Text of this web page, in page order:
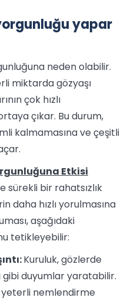
yapar
neden olabilir.
miktarda gözyaşı
çok hızlı
çıkar. Bu durum,
kalmamasına ve çeşitli
Etkisi
sürekli bir rahatsızlık
daha hızlı yorulmasına
aşağıdaki
tetikleyebilir:
Kuruluk, gözlerde
duyumlar yaratabilir.
yeterli nemlendirme